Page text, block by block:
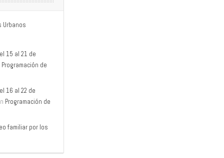
Urbanos
15 al 21 de
Programación de
16 al 22 de
Programación de
familiar por los